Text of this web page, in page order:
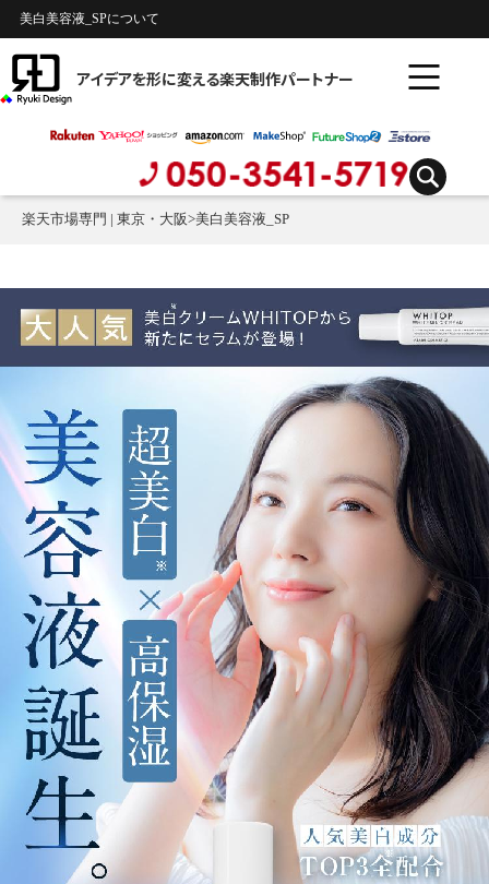
美白美容液_SPについて
アイデアを形に変える楽天制作パートナー
楽天市場専門 | 東京・大阪>美白美容液_SP